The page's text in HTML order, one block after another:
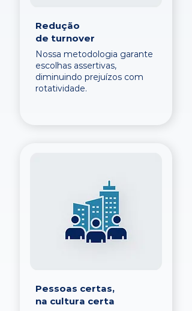
Redução
de turnover
Nossa metodologia garante
escolhas assertivas,
diminuindo prejuízos com
rotatividade.
Pessoas certas,
na cultura certa